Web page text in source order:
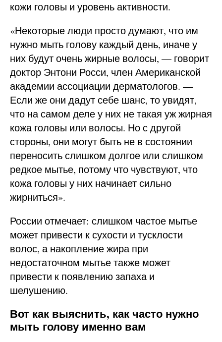
кожи головы и уровень активности.
«Некоторые люди просто думают, что им
нужно мыть голову каждый день, иначе у
них будут очень жирные волосы, — говорит
доктор Энтони Росси, член Американской
академии ассоциации дерматологов. —
Если же они дадут себе шанс, то увидят,
что на самом деле у них не такая уж жирная
кожа головы или волосы. Но с другой
стороны, они могут быть не в состоянии
переносить слишком долгое или слишком
редкое мытье, потому что чувствуют, что
кожа головы у них начинает сильно
жирниться».
России отмечает: слишком частое мытье
может привести к сухости и тусклости
волос, а накопление жира при
недостаточном мытье также может
привести к появлению запаха и
шелушению.
Вот как выяснить, как часто нужно
мыть голову именно вам